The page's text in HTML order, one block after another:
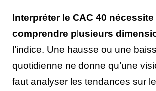
Interpréter le CAC 40 nécessite
comprendre plusieurs
l’indice. Une hausse ou une
quotidienne ne donne qu’une
faut analyser les tendances sur